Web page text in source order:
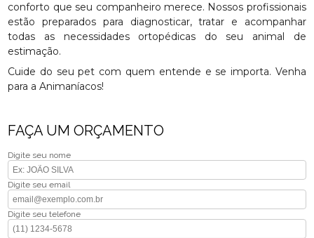
conforto que seu companheiro merece. Nossos profissionais
estão preparados para diagnosticar, tratar e acompanhar
todas as necessidades ortopédicas do seu animal de
estimação.
Cuide do seu pet com quem entende e se importa. Venha
para a Animaníacos!
FAÇA UM ORÇAMENTO
Digite seu nome
Digite seu email
Digite seu telefone